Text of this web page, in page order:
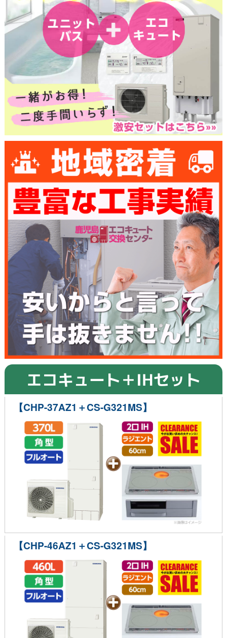
エコキュート＋IHセット
【CHP-37AZ1＋CS-G321MS】
【CHP-46AZ1＋CS-G321MS】